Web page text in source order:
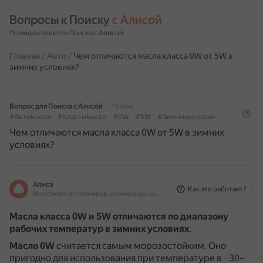
Вопросы к Поиску с Алисой
Примеры ответов Поиска с Алисой
Главная / Авто / Чем отличаются масла класса 0W от 5W в
зимних условиях?
Вопрос для Поиска с Алисой
16 мая
#Автомасла
#Классымасел #0W #5W #Зимниеусловия
Чем отличаются масла класса 0W от 5W в зимних
условиях?
Алиса
На основе источников, возможны неточности
Как это работает?
Масла класса 0W и 5W отличаются по диапазону
рабочих температур в зимних условиях.
Масло 0W считается самым морозостойким. Оно
пригодно для использования при температуре в −30–